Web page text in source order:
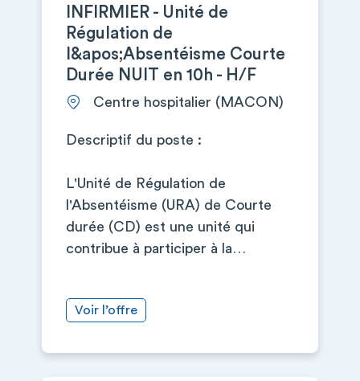
INFIRMIER - Unité de
Régulation de
l&apos;Absentéisme Courte
Durée NUIT en 10h - H/F
Centre hospitalier (MACON)
Descriptif du poste :
L'Unité de Régulation de
l'Absentéisme (URA) de Courte
durée (CD) est une unité qui
contribue à participer à la…
Voir l’offre